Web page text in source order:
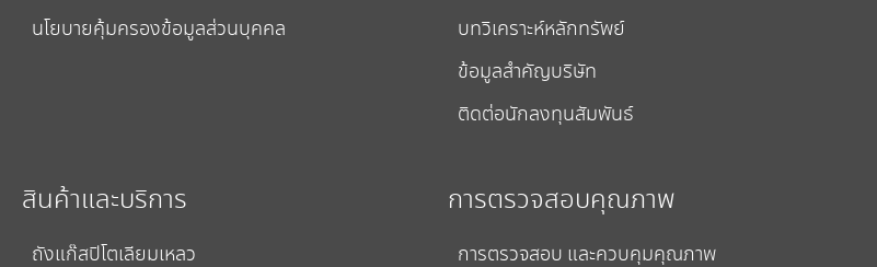
นโยบายคุ้มครองข้อมูลส่วนบุคคล
บทวิเคราะห์หลักทรัพย์
ข้อมูลสำคัญบริษัท
ติดต่อนักลงทุนสัมพันธ์
สินค้าและบริการ
ถังแก๊สปิโตเลียมเหลว
การตรวจสอบคุณภาพ
การตรวจสอบ และควบคุมคุณภาพ